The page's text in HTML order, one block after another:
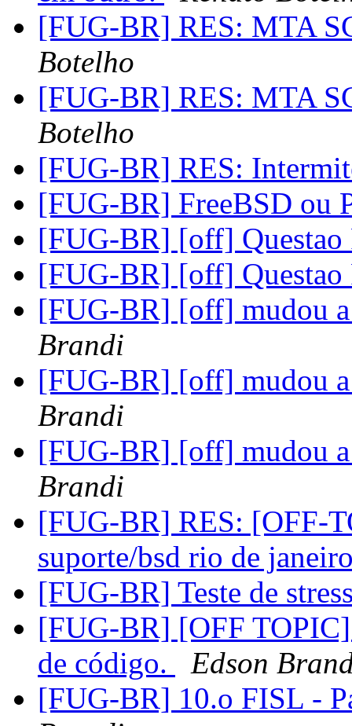
[FUG-BR] RES: MTA
Botelho
[FUG-BR] RES: MTA
Botelho
[FUG-BR] RES:
[FUG-BR] FreeBSD ou
[FUG-BR] [off] Questao
[FUG-BR] [off] Questao
[FUG-BR] [off] mudou
Brandi
[FUG-BR] [off] mudou
Brandi
[FUG-BR] [off] mudou
Brandi
[FUG-BR] RES: [OFF-
suporte/bsd rio de
[FUG-BR] Teste de
[FUG-BR] [OFF TOPIC]
de código.
Edson
[FUG-BR] 10.o FISL -